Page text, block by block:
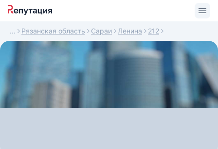
Рязанская область Сараи Ленина 212